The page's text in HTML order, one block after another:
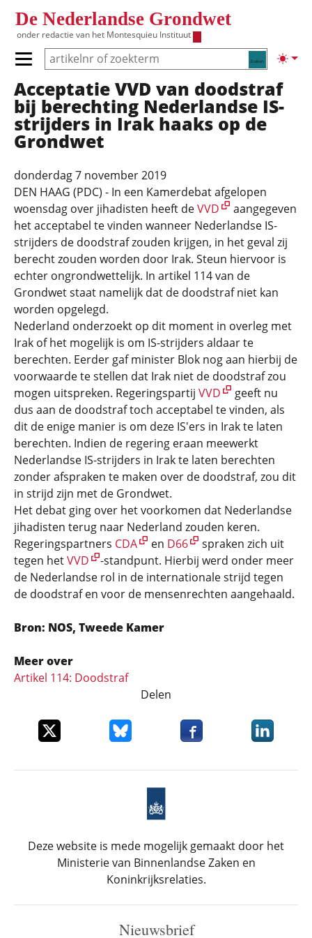
De Nederlandse Grondwet
onder redactie van het Montesquieu Instituut
Zoeken
Primair menu tonen/verbergen
Hoofdnavigatie
Acceptatie VVD van doodstraf
bij berechting Nederlandse IS-
strijders in Irak haaks op de
Grondwet
donderdag 7 november 2019
DEN HAAG (PDC) - In een Kamerdebat afgelopen
woensdag over jihadisten heeft deVVD
aangegeven
het acceptabel te vinden wanneer Nederlandse IS-
strijders de doodstraf zouden krijgen, in het geval zij
berecht zouden worden door Irak. Steun hiervoor is
echter ongrondwettelijk. In artikel 114 van de
Grondwet staat namelijk dat de doodstraf niet kan
worden opgelegd.
Nederland onderzoekt op dit moment in overleg met
Irak of het mogelijk is om IS-strijders aldaar te
berechten. Eerder gaf minister Blok nog aan hierbij de
voorwaarde te stellen dat Irak niet de doodstraf zou
mogen uitspreken. Regeringspartij VVD
geeft nu
dus aan de doodstraf toch acceptabel te vinden, als
dit de enige manier is om deze IS'ers in Irak te laten
berechten. Indien de regering eraan meewerkt
Nederlandse IS-strijders in Irak te laten berechten
zonder afspraken te maken over de doodstraf, zou dit
in strijd zijn met de Grondwet.
Het debat ging over het voorkomen dat Nederlandse
jihadisten terug naar Nederland zouden keren.
Regeringspartners CDA en D66
spraken zich uit
tegen hetVVD
-standpunt. Hierbij werd onder meer
de Nederlandse rol in de internationale strijd tegen
de doodstraf en voor de mensenrechten aangehaald.
Bron: NOS, Tweede Kamer
Meer over
Artikel 114: Doodstraf
Delen
Deel dit item op XDeel dit item op Bluesky
Deel dit item opDeel dit
Deze website is mede mogelijk gemaakt door het
Ministerie van Binnenlandse Zaken en
Koninkrijksrelaties.
Nieuwsbrief